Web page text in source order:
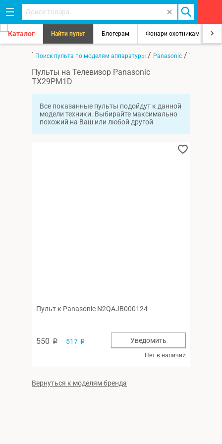
Каталог Найти пульт Блогерам Фонари охотникам
/ Поиск пульта по моделям аппаратуры / Panasonic / TX29PM1D
Пульты на Телевизор Panasonic
TX29PM1D
Все показанные пульты подойдут к данной
модели техники. Выбирайте максимально
похожий на Ваш или любой другой
Пульт к Panasonic N2QAJB000124
550 p 517 p
Нет в наличии
Уведомить
Вернуться к моделям бренда